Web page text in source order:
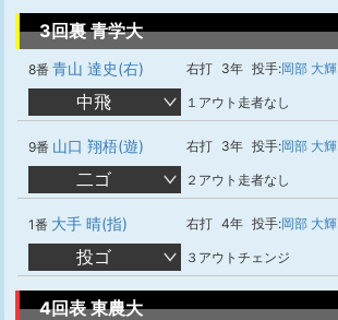
3回裏 青学大
8番 青山 達史(右) 右打 3年 投手:岡部 大輝
中飛 １アウト走者なし
9番 山口 翔梧(遊) 右打 3年 投手:岡部 大輝
二ゴ ２アウト走者なし
1番 大手 晴(指) 右打 4年 投手:岡部 大輝
投ゴ ３アウトチェンジ
4回表 東農大